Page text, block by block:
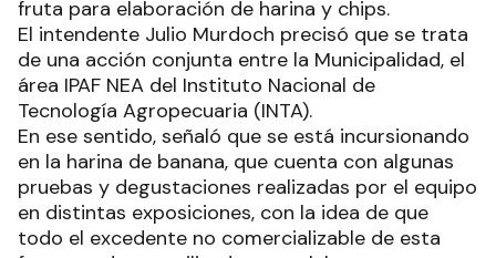
fruta para elaboración de harina y chips.
El intendente Julio Murdoch precisó que se trata
de una acción conjunta entre la Municipalidad, el
área IPAF NEA del Instituto Nacional de
Tecnología Agropecuaria (INTA).
En ese sentido, señaló que se está incursionando
en la harina de banana, que cuenta con algunas
pruebas y degustaciones realizadas por el equipo
en distintas exposiciones, con la idea de que
todo el excedente no comercializable de esta